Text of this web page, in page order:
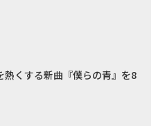
熱くする新曲『僕らの青』を8